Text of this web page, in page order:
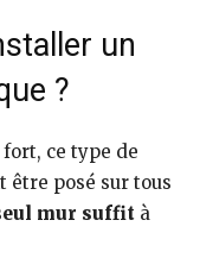
un
?
ce type de
être posé sur tous
mur suffit à